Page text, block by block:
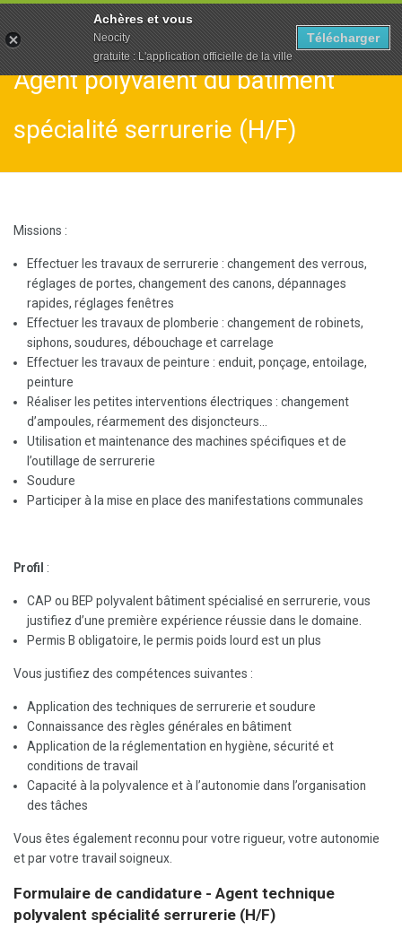
Agent polyvalent du bâtiment
spécialité serrurerie (H/F)
Missions :
Effectuer les travaux de serrurerie : changement des verrous,
réglages de portes, changement des canons, dépannages
rapides, réglages fenêtres
Effectuer les travaux de plomberie : changement de robinets,
siphons, soudures, débouchage et carrelage
Effectuer les travaux de peinture : enduit, ponçage, entoilage,
peinture
Réaliser les petites interventions électriques : changement
d’ampoules, réarmement des disjoncteurs…
Utilisation et maintenance des machines spécifiques et de
l’outillage de serrurerie
Soudure
Participer à la mise en place des manifestations communales
Profil :
CAP ou BEP polyvalent bâtiment spécialisé en serrurerie, vous
justifiez d’une première expérience réussie dans le domaine.
Permis B obligatoire, le permis poids lourd est un plus
Vous justifiez des compétences suivantes :
Application des techniques de serrurerie et soudure
Connaissance des règles générales en bâtiment
Application de la réglementation en hygiène, sécurité et
conditions de travail
Capacité à la polyvalence et à l’autonomie dans l’organisation
des tâches
Vous êtes également reconnu pour votre rigueur, votre autonomie
et par votre travail soigneux.
Formulaire de candidature - Agent technique
polyvalent spécialité serrurerie (H/F)
Achères et vous
Neocity
gratuite : L'application officielle de la ville
Télécharger